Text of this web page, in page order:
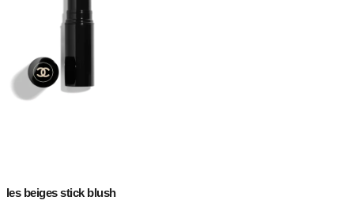
les beiges stick blush